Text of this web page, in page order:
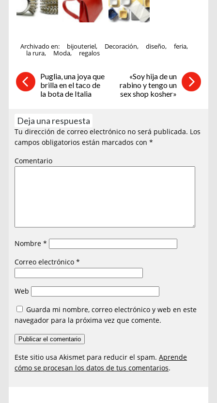
Archivado en: bijouteriel, Decoración, diseño, feria,
la rura, Moda, regalos
Puglia, una joya que
brilla en el taco de
la bota de Italia
«Soy hija de un
rabino y tengo un
sex shop kosher»
Deja una respuesta
Tu dirección de correo electrónico no será publicada. Los
campos obligatorios están marcados con*
Comentario
Nombre*
Correo electrónico*
Web
Guarda mi nombre, correo electrónico y web en este
navegador para la próxima vez que comente.
Este sitio usa Akismet para reducir el spam.Aprende
cómo se procesan los datos de tus comentarios.